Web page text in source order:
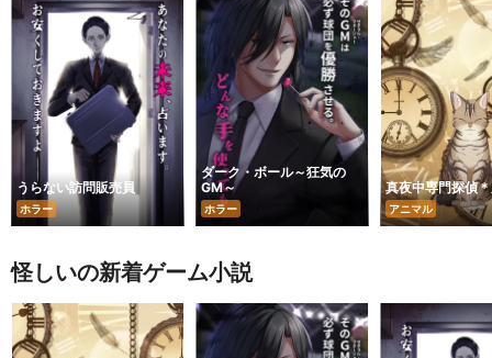
うらない訪問販売員
ホラー
ダーク・ボール～狂気の
GM～
ホラー
真夜中専門探偵
アニマル
怪しいの新着ゲーム小説